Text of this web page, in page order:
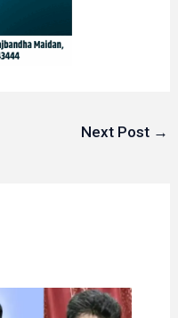
Next Post →